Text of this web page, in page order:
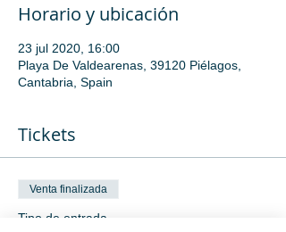
Horario y ubicación
23 jul 2020, 16:00
Playa De Valdearenas, 39120 Piélagos,
Cantabria, Spain
Tickets
Venta finalizada
Tipo de entrada